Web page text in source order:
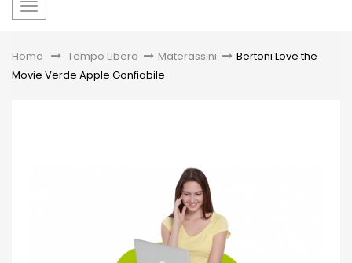
navigazione
Home &gt;Tempo Libero > Materassini > Bertoni Love the
Movie Verde Apple Gonfiabile